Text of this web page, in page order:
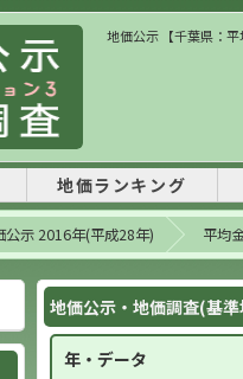
地価公示 【千葉県：
地価ランキング
公示 2016年(平成28年) 平均
地価公示・地価調査(基
年・データ